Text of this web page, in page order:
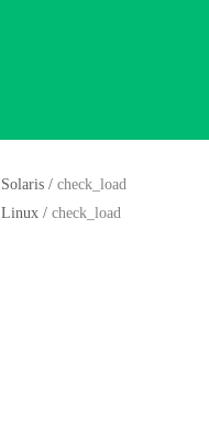
Solaris / check_load
Linux / check_load